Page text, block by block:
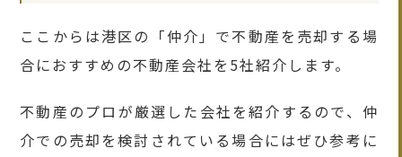
ここからは港区の「仲介」で不動産を売却する場
合におすすめの不動産会社を5社紹介します。
不動産のプロが厳選した会社を紹介するので、仲
介での売却を検討されている場合にはぜひ参考に